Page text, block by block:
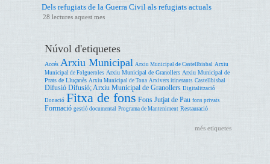
Dels refugiats de la Guerra Civil als refugiats actuals
28 lectures aquest mes
Núvol d'etiquetes
Accés Arxiu Municipal Arxiu Municipal de Castellbisbal Arxiu
Municipal de Folgueroles Arxiu Municipal de Granollers Arxiu Municipal de
Prats de Lluçanès Arxiu Municipal de Tona Arxivers itinerants Castellbisbal
Difusió Difusió; Arxiu Municipal de Granollers Digitalització
Donació Fitxa de fons Fons Jutjat de Pau fons privats
Formació gestió documental Programa de Manteniment Restauració
més etiquetes